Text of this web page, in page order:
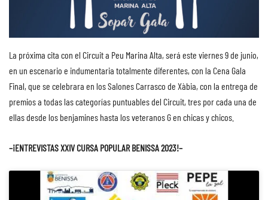
La próxima cita con el Circuit a Peu Marina Alta, será este viernes 9 de junio,
en un escenario e indumentaria totalmente diferentes, con la Cena Gala
Final, que se celebrara en los Salones Carrasco de Xàbia, con la entrega de
premios a todas las categorías puntuables del Circuit, tres por cada una de
ellas desde los benjamines hasta los veteranos G en chicas y chicos.
–¡ENTREVISTAS XXIV CURSA POPULAR BENISSA 2023!–